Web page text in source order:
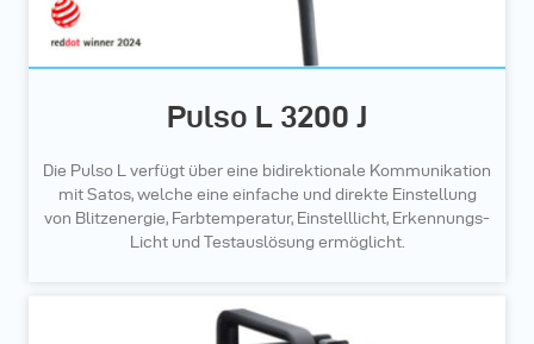
Pulso L 3200 J
Die Pulso L verfügt über eine bidirektionale Kommunikation
mit Satos, welche eine einfache und direkte Einstellung
von Blitzenergie, Farbtemperatur, Einstelllicht, Erkennungs-
Licht und Testauslösung ermöglicht.